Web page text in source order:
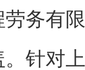
务有
针对